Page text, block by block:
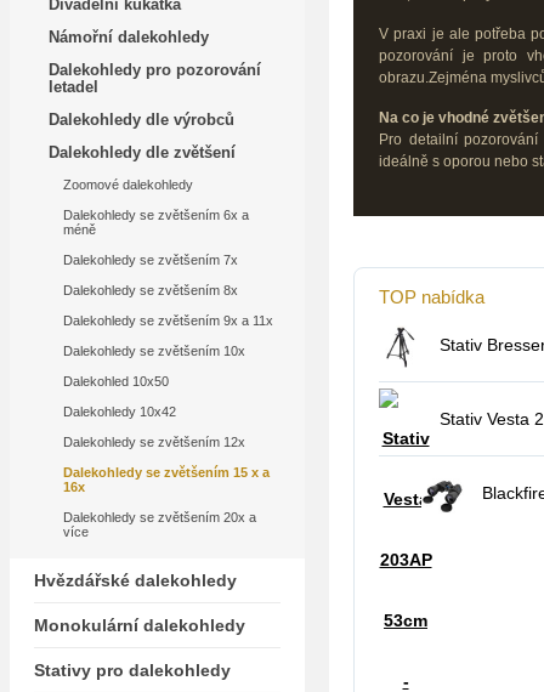
V praxi je ale potřeba
pozorování je proto
obrazu.Zejména
Na co je vhodné
Pro detailní
ideálně s oporou nebo
TOP nabídka
Stativ
Stativ Vesta
Divadelní kukátka
Námořní dalekohledy
Dalekohledy pro pozorování
letadel
Dalekohledy dle výrobců
Dalekohledy dle zvětšení
Zoomové dalekohledy
Dalekohledy se zvětšením 6x a
méně
Dalekohledy se zvětšením 7x
Dalekohledy se zvětšením 8x
Dalekohledy se zvětšením 9x a 11x
Dalekohledy se zvětšením 10x
Dalekohled 10x50
Dalekohledy 10x42
Dalekohledy se zvětšením 12x
Dalekohledy se zvětšením 15 x a
16x
Dalekohledy se zvětšením 20x a
více
Hvězdářské dalekohledy
Monokulární dalekohledy
Stativy pro dalekohledy